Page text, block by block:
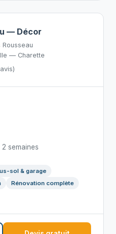
— Décor
— Charette
semaines
sol & garage
Rénovation complète